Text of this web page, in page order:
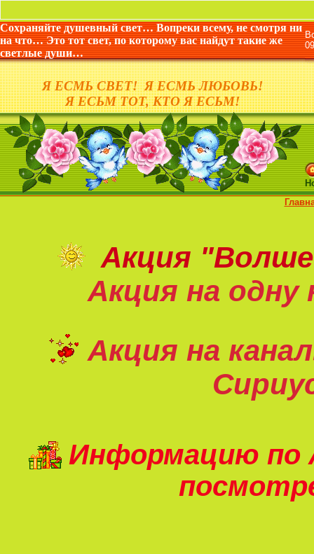
Сохраняйте душевный свет… Вопреки всему, не смотря ни
на что… Это тот свет, по которому вас найдут такие же
светлые души…
Я ЕСМЬ СВЕТ! Я ЕСМЬ ЛЮБОВЬ!
Я ЕСЬМ ТОТ, КТО Я ЕСЬМ!
Акция
Акция на одну
Акция на
Информацию по